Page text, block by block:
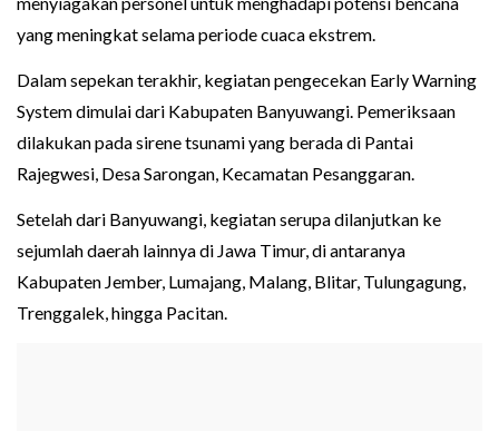
yang meningkat selama periode cuaca ekstrem.
Dalam sepekan terakhir, kegiatan pengecekan Early Warning
System dimulai dari Kabupaten Banyuwangi. Pemeriksaan
dilakukan pada sirene tsunami yang berada di Pantai
Rajegwesi, Desa Sarongan, Kecamatan Pesanggaran.
Setelah dari Banyuwangi, kegiatan serupa dilanjutkan ke
sejumlah daerah lainnya di Jawa Timur, di antaranya
Kabupaten Jember, Lumajang, Malang, Blitar, Tulungagung,
Trenggalek, hingga Pacitan.